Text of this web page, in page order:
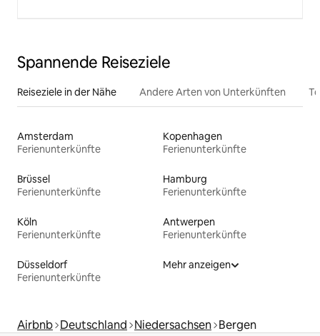
Spannende Reiseziele
Reiseziele in der Nähe Andere Arten von Unterkünften
Amsterdam
Ferienunterkünfte
Kopenhagen
Ferienunterkünfte
Brüssel
Ferienunterkünfte
Hamburg
Ferienunterkünfte
Köln
Ferienunterkünfte
Antwerpen
Ferienunterkünfte
Düsseldorf
Ferienunterkünfte
Mehr anzeigen
Airbnb Deutschland Niedersachsen Bergen